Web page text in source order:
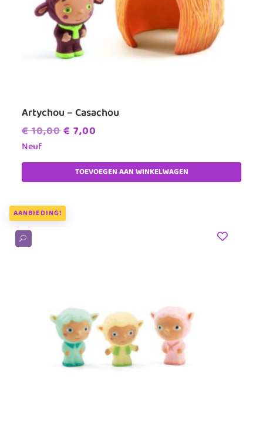
Artychou – Casachou
€10,00Oorspronkelijke
was:
€ 10,00.
€ 7,00
is:
€ 7,00.
Neuf
TOEVOEGEN AAN WINKELWAGEN
AANBIEDING!
U